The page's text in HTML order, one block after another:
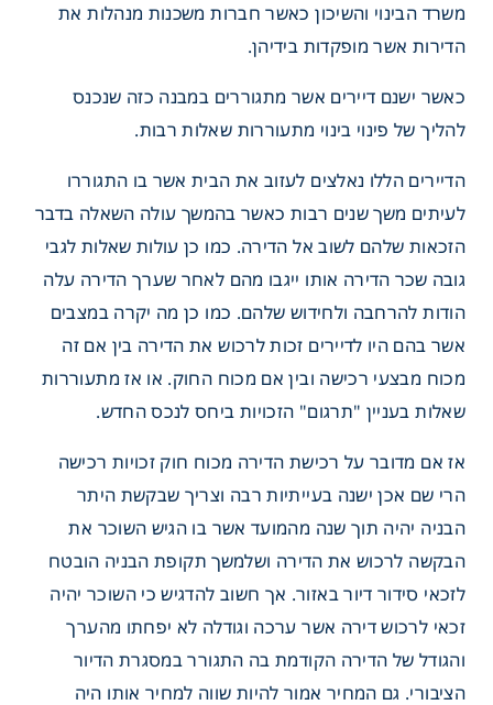
משרד הבינוי והשיכון כאשר חברות משכנות מנהלות את
הדירות אשר מופקדות בידיהן.
כאשר ישנם דיירים אשר מתגוררים במבנה כזה שנכנס
להליך של פינוי בינוי מתעוררות שאלות רבות.
הדיירים הללו נאלצים לעזוב את הבית אשר בו התגוררו
לעיתים משך שנים רבות כאשר בהמשך עולה השאלה בדבר
הזכאות שלהם לשוב אל הדירה. כמו כן עולות שאלות לגבי
גובה שכר הדירה אותו ייגבו מהם לאחר שערך הדירה עלה
הודות להרחבה ולחידוש שלהם. כמו כן מה יקרה במצבים
אשר בהם היו לדיירים זכות לרכוש את הדירה בין אם זה
מכוח מבצעי רכישה ובין אם מכוח החוק. או אז מתעוררות
שאלות בעניין "תרגום" הזכויות ביחס לנכס החדש.
אז אם מדובר על רכישת הדירה מכוח חוק זכויות רכישה
הרי שם אכן ישנה בעייתיות רבה וצריך שבקשת היתר
הבניה יהיה תוך שנה מהמועד אשר בו הגיש השוכר את
הבקשה לרכוש את הדירה ושלמשך תקופת הבניה הובטח
לזכאי סידור דיור באזור. אך חשוב להדגיש כי השוכר יהיה
זכאי לרכוש דירה אשר ערכה וגודלה לא יפחתו מהערך
והגודל של הדירה הקודמת בה התגורר במסגרת הדיור
הציבורי. גם המחיר אמור להיות שווה למחיר אותו היה